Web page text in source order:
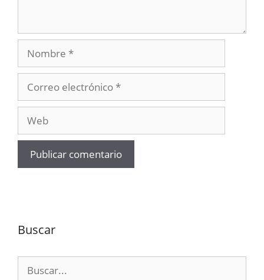
Nombre
electrónico
Buscar